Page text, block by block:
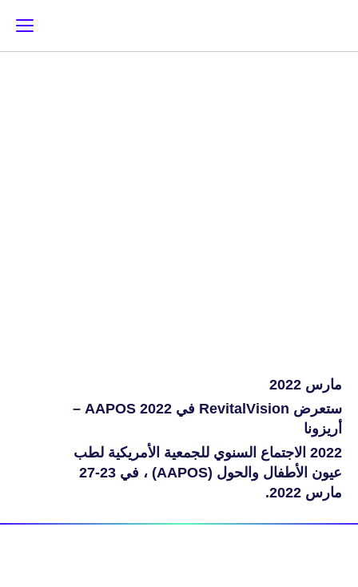
مارس 2022
ستعرض RevitalVision في AAPOS 2022 –
أريزونا
2022 الاجتماع السنوي للجمعية الأمريكية لطب
عيون الأطفال والحول (AAPOS) ، في 23-27
مارس 2022.